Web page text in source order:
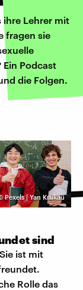
ihre Lehrer mit
fragen sie
Podcast
die Folgen.
Pexels | Yan Krukau
sind
ist mit
Rolle das